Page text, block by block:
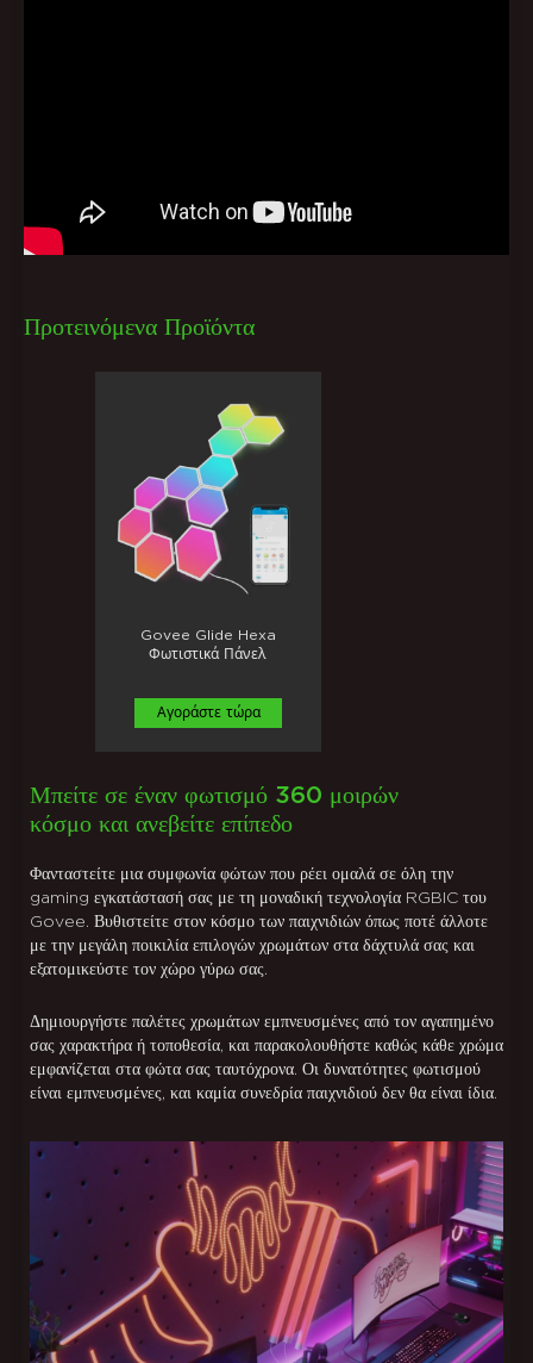
Προτεινόμενα Προϊόντα
Govee Glide Hexa
Φωτιστικά Πάνελ
Αγοράστε τώρα
Μπείτε σε έναν φωτισμό 360 μοιρών
κόσμο και ανεβείτε επίπεδο
Φανταστείτε μια συμφωνία φώτων που ρέει ομαλά σε όλη την
gaming εγκατάστασή σας με τη μοναδική τεχνολογία RGBIC του
Govee. Βυθιστείτε στον κόσμο των παιχνιδιών όπως ποτέ άλλοτε
με την μεγάλη ποικιλία επιλογών χρωμάτων στα δάχτυλά σας και
εξατομικεύστε τον χώρο γύρω σας.
Δημιουργήστε παλέτες χρωμάτων εμπνευσμένες από τον αγαπημένο
σας χαρακτήρα ή τοποθεσία, και παρακολουθήστε καθώς κάθε χρώμα
εμφανίζεται στα φώτα σας ταυτόχρονα. Οι δυνατότητες φωτισμού
είναι εμπνευσμένες, και καμία συνεδρία παιχνιδιού δεν θα είναι ίδια.